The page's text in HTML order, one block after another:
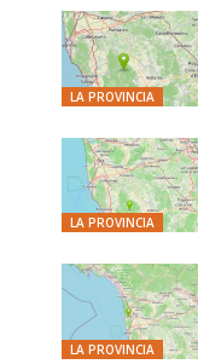
LA PROVINCIA
LA PROVINCIA
LA PROVINCIA